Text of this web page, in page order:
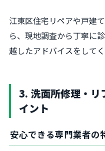
江東区住宅リペアや戸建
ら、現地調査から丁寧に
越したアドバイスをしてく
3. 洗面所修理・リ
イント
安心できる専門業者の